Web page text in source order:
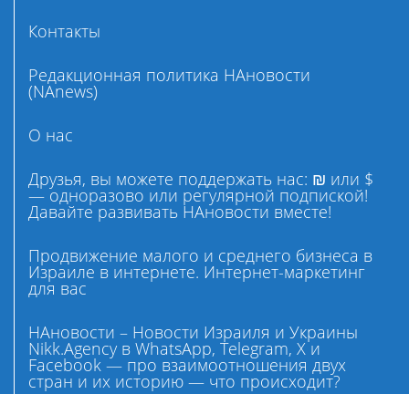
Контакты
Редакционная политика НАновости
(NAnews)
О нас
Друзья, вы можете поддержать нас: ₪ или $
— одноразово или регулярной подпиской!
Давайте развивать НАновости вместе!
Продвижение малого и среднего бизнеса в
Израиле в интернете. Интернет-маркетинг
для вас
НАновости – Новости Израиля и Украины
Nikk.Agency в WhatsApp, Telegram, X и
Facebook — про взаимоотношения двух
стран и их историю — что происходит?